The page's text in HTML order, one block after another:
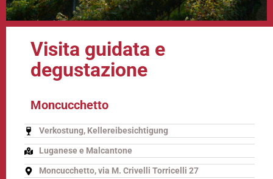
Visita guidata e
degustazione
Moncucchetto
Verkostung, Kellereibesichtigung
Luganese e Malcantone
Moncucchetto, via M. Crivelli Torricelli 27